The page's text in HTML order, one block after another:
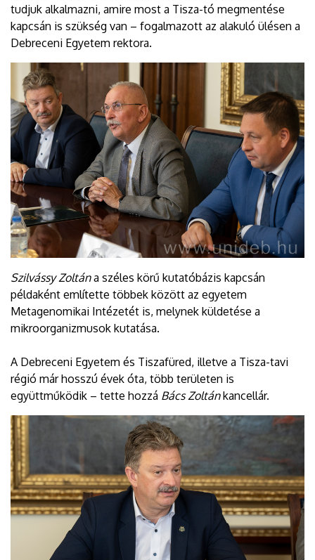
tudjuk alkalmazni, amire most a Tisza-tó megmentése
kapcsán is szükség van – fogalmazott az alakuló ülésen a
Debreceni Egyetem rektora.
Szilvássy Zoltána széles körű kutatóbázis kapcsán
példaként említette többek között az egyetem
Metagenomikai Intézetét is, melynek küldetése a
mikroorganizmusok kutatása.
A Debreceni Egyetem és Tiszafüred, illetve a Tisza-tavi
régió már hosszú évek óta, több területen is
együttműködik – tette hozzá Bács Zoltánkancellár.